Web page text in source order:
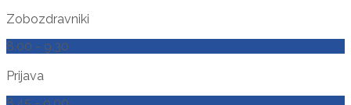
Zobozdravniki
8.00 - 9.30
Prijava